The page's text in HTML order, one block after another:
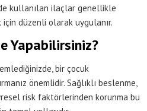
kullanılan ilaçlar genellikle
düzenli olarak uygulanır.
Yapabilirsiniz?
bir çocuk
önemlidir. Sağlıklı beslenme,
risk faktörlerinden korunma bu